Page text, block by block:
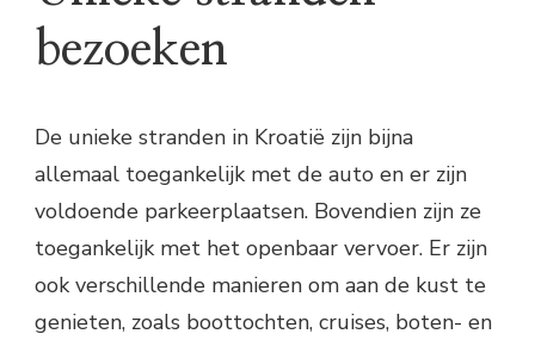
bezoeken
De unieke stranden in Kroatië zijn bijna
allemaal toegankelijk met de auto en er zijn
voldoende parkeerplaatsen. Bovendien zijn ze
toegankelijk met het openbaar vervoer. Er zijn
ook verschillende manieren om aan de kust te
genieten, zoals boottochten, cruises, boten- en